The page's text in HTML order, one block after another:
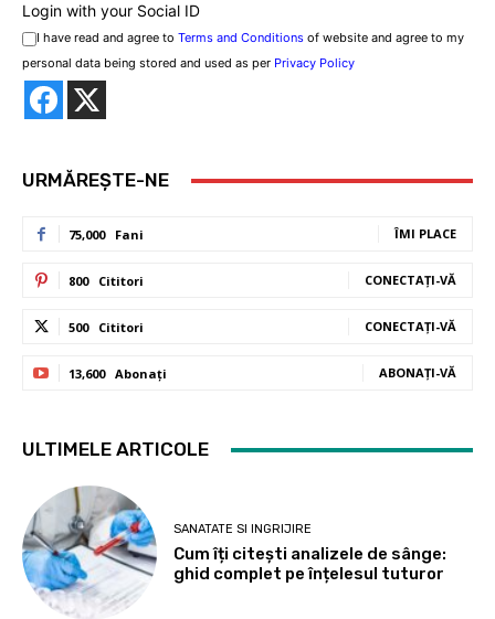
Login with your Social ID
I have read and agree to Terms and Conditions of website and agree to my
personal data being stored and used as per Privacy Policy
URMĂREȘTE-NE
75,000 Fani ÎMI PLACE
800 Cititori CONECTAȚI-VĂ
500 Cititori CONECTAȚI-VĂ
13,600 Abonați ABONAȚI-VĂ
ULTIMELE ARTICOLE
SANATATE SI INGRIJIRE
Cum îți citești analizele de sânge:
ghid complet pe înțelesul tuturor